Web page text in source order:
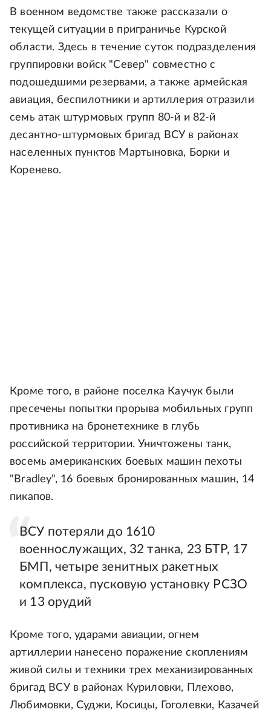
В военном ведомстве также рассказали о
текущей ситуации в приграничье Курской
области. Здесь в течение суток подразделения
группировки войск "Север" совместно с
подошедшими резервами, а также армейская
авиация, беспилотники и артиллерия отразили
семь атак штурмовых групп 80-й и 82-й
десантно-штурмовых бригад ВСУ в районах
населенных пунктов Мартыновка, Борки и
Коренево.
Кроме того, в районе поселка Каучук были
пресечены попытки прорыва мобильных групп
противника на бронетехнике в глубь
российской территории. Уничтожены танк,
восемь американских боевых машин пехоты
"Bradley", 16 боевых бронированных машин, 14
пикапов.
ВСУ потеряли до 1610
военнослужащих, 32 танка, 23 БТР, 17
БМП, четыре зенитных ракетных
комплекса, пусковую установку РСЗО
и 13 орудий
Кроме того, ударами авиации, огнем
артиллерии нанесено поражение скоплениям
живой силы и техники трех механизированных
бригад ВСУ в районах Куриловки, Плехово,
Любимовки, Суджи, Косицы, Гоголевки, Казачей